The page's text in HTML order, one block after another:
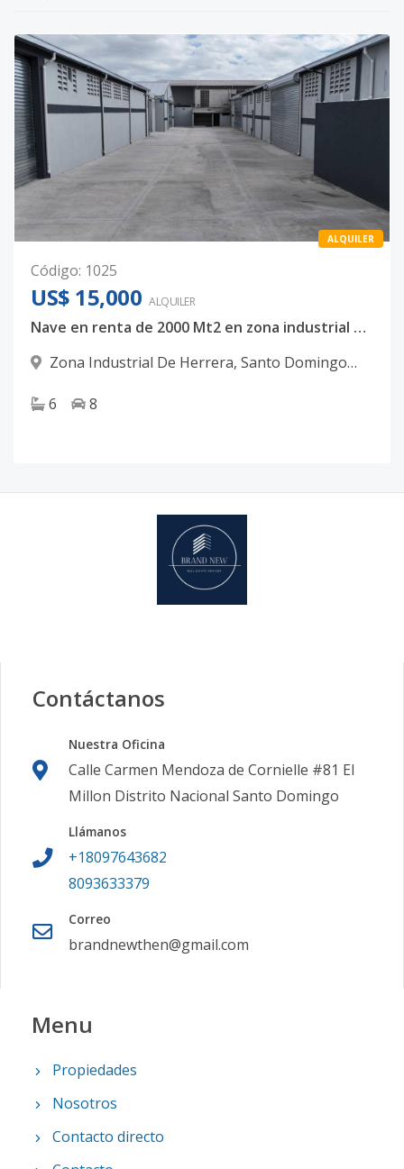
ALQUILER
Código: 1025
US$ 15,000 ALQUILER
Nave en renta de 2000 Mt2 en zona industrial de Herrera Sto Dgo Oeste
Zona Industrial De Herrera, Santo Domingo
6
8
Contáctanos
Nuestra Oficina
Calle Carmen Mendoza de Cornielle #81 El
Millon Distrito Nacional Santo Domingo
Llámanos
+18097643682
8093633379
Correo
brandnewthen@gmail.com
Menu
Propiedades
Nosotros
Contacto directo